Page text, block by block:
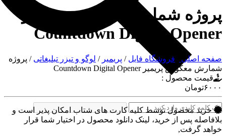
پروژه شمارش معکوس پریمیر
Countdown Digital Opener
صفحه اصلی فروشگاه فایل / پریمیر / لوگو و تیزر تبلیغاتی / پروژه
شمارش معکوس پریمیر Countdown Digital Opener
قیمت محصول :
۶۰۰۰تومان
خرید محصول توسط کلیه کارت های شتاب امکان پذیر است و
بلافاصله پس از خرید، لینک دانلود محصول در اختیار شما قرار
خواهد گرفت,